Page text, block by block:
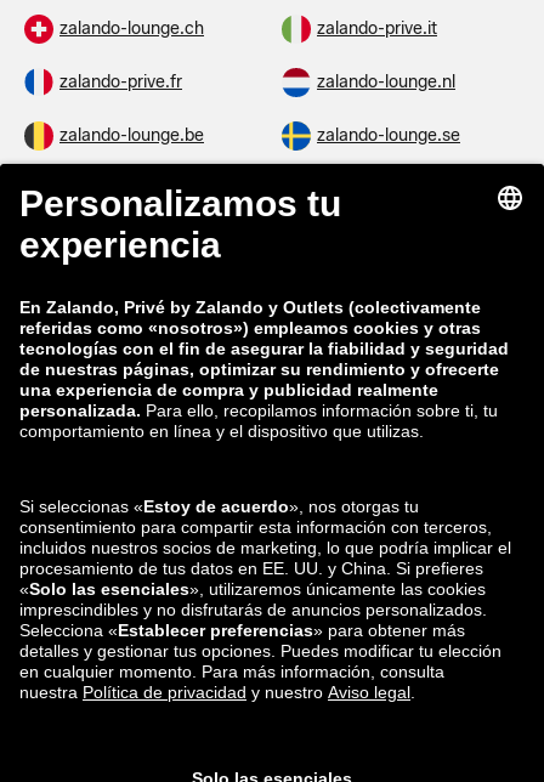
zalando-lounge.ch zalando-prive.it
zalando-prive.fr zalando-lounge.nl
zalando-lounge.be zalando-lounge.se
zalando-lounge.fi
zalando-lounge.co.uk
zalando-prive.es
zalando-lounge.lt zalando-lounge.sk
zalando-lounge.ro zalando-lounge.hr
zalando-lounge.lu zalando-lounge.ee
zalando-lounge.lv zalando-lounge.no
También nos
encuentras en